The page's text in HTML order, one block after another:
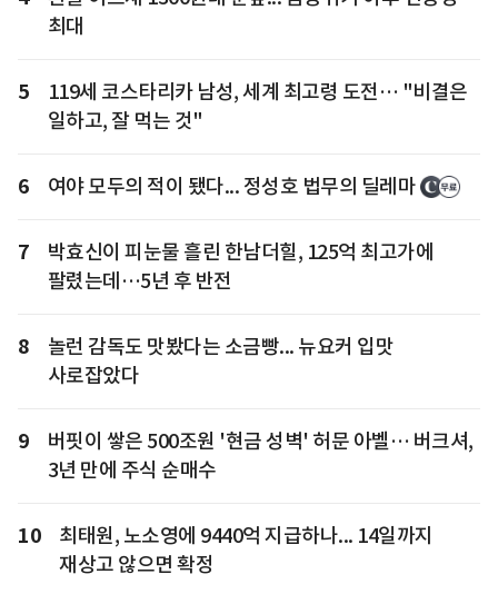
최대
5
119세 코스타리카 남성, 세계 최고령 도전… "비결은
일하고, 잘 먹는 것"
6 여야 모두의 적이 됐다... 정성호 법무의 딜레마
7
박효신이 피눈물 흘린 한남더힐, 125억 최고가에
팔렸는데…5년 후 반전
8
놀런 감독도 맛봤다는 소금빵... 뉴요커 입맛
사로잡았다
9
버핏이 쌓은 500조원 '현금 성벽' 허문 아벨… 버크셔,
3년 만에 주식 순매수
10
최태원, 노소영에 9440억 지급하나... 14일까지
재상고 않으면 확정